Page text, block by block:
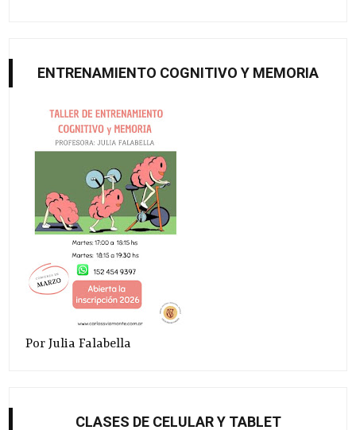
ENTRENAMIENTO COGNITIVO Y MEMORIA
Por Julia Falabella
CLASES DE CELULAR Y TABLET